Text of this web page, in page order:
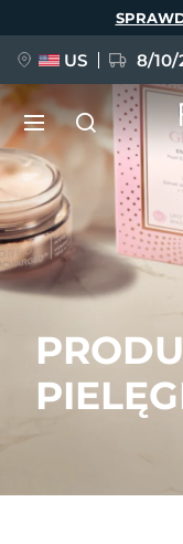
US 8/10/
NOWOŚĆ
FAQ™ Pure
BREAKING
Język
English
Français
Polski
Kraj